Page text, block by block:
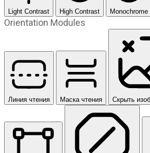
Light Contrast High Contrast Monochrome
Orientation Modules
Линия чтения Маска чтения Скрыть